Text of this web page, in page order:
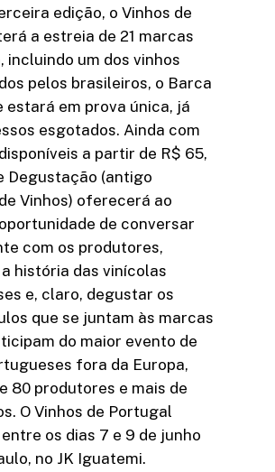
edição, o Vinhos de
a estreia de 21 marcas
incluindo um dos vinhos
pelos brasileiros, o Barca
estará em prova única, já
esgotados. Ainda com
a partir de R$ 65,
Degustação (antigo
Vinhos) oferecerá ao
de conversar
com os produtores,
história das vinícolas
e, claro, degustar os
que se juntam às marcas
do maior evento de
fora da Europa,
80 produtores e mais de
O Vinhos de Portugal
os dias 7 e 9 de junho
no JK Iguatemi.